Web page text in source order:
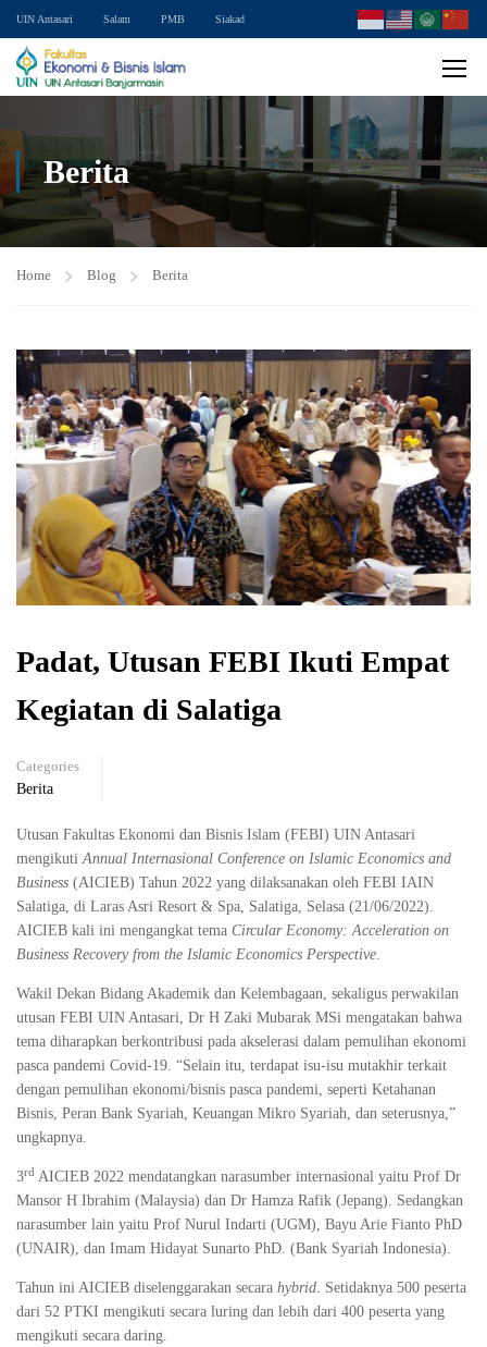
UIN Antasari Salam PMB Siakad
Berita
Home Blog Berita
Padat, Utusan FEBI Ikuti Empat
Kegiatan di Salatiga
Categories
Berita
Utusan Fakultas Ekonomi dan Bisnis Islam (FEBI) UIN Antasari
mengikutiAnnual Internasional Conference on Islamic Economics and
Business (AICIEB) Tahun 2022 yang dilaksanakan oleh FEBI IAIN
Salatiga, di Laras Asri Resort & Spa, Salatiga, Selasa (21/06/2022).
AICIEB kali ini mengangkat tema Circular Economy: Acceleration on
Business Recovery from the Islamic Economics Perspective.
Wakil Dekan Bidang Akademik dan Kelembagaan, sekaligus perwakilan
utusan FEBI UIN Antasari, Dr H Zaki Mubarak MSi mengatakan bahwa
tema diharapkan berkontribusi pada akselerasi dalam pemulihan ekonomi
pasca pandemi Covid-19. “Selain itu, terdapat isu-isu mutakhir terkait
dengan pemulihan ekonomi/bisnis pasca pandemi, seperti Ketahanan
Bisnis, Peran Bank Syariah, Keuangan Mikro Syariah, dan seterusnya,”
ungkapnya.
3rd AICIEB 2022 mendatangkan narasumber internasional yaitu Prof Dr
Mansor H Ibrahim (Malaysia) dan Dr Hamza Rafik (Jepang). Sedangkan
narasumber lain yaitu Prof Nurul Indarti (UGM), Bayu Arie Fianto PhD
(UNAIR), dan Imam Hidayat Sunarto PhD. (Bank Syariah Indonesia).
Tahun ini AICIEB diselenggarakan secara hybrid. Setidaknya 500 peserta
dari 52 PTKI mengikuti secara luring dan lebih dari 400 peserta yang
mengikuti secara daring.